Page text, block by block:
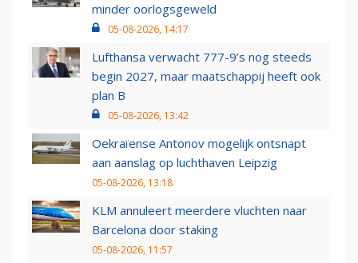
minder oorlogsgeweld
05-08-2026, 14:17
Lufthansa verwacht 777-9’s nog steeds
begin 2027, maar maatschappij heeft ook
plan B
05-08-2026, 13:42
Oekraïense Antonov mogelijk ontsnapt
aan aanslag op luchthaven Leipzig
05-08-2026, 13:18
KLM annuleert meerdere vluchten naar
Barcelona door staking
05-08-2026, 11:57